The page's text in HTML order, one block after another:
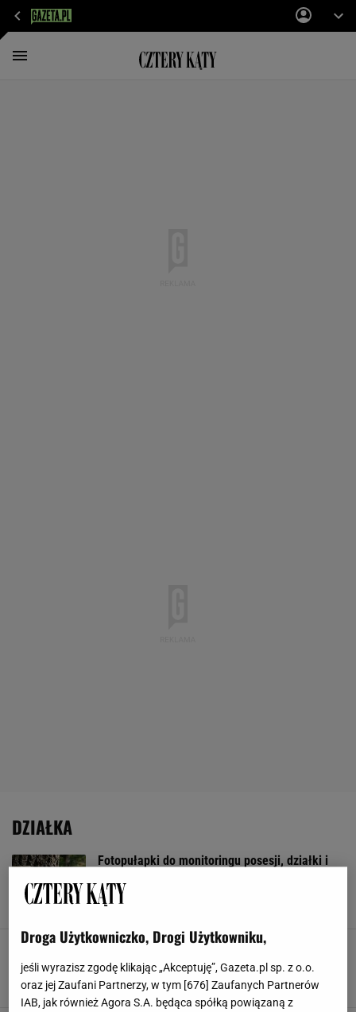
DZIAŁKA
Fotopułapki do monitoringu posesji, działki i
urządzenie?
ARANŻACJA WNĘTRZ
Mrówki i gąsienice to twoja zmora. Zrób to, a
znienawidzą twój ogród
DZIAŁKA OGRÓD OWADY PORADY
Droga Użytkowniczko, Drogi Użytkowniku,
jeśli wyrazisz zgodę klikając „Akceptuję”, Gazeta.pl sp. z o.o.
oraz jej Zaufani Partnerzy, w tym [676] Zaufanych Partnerów
IAB, jak również Agora S.A. będąca spółką powiązaną z